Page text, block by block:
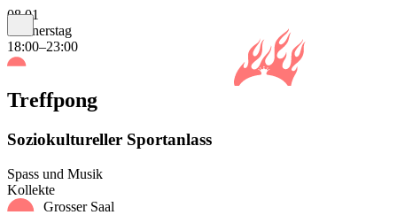
08.01
Donnerstag
18:00–23:00
Treffpong
Soziokultureller Sportanlass
Spass und Musik
Kollekte
Grosser Saal